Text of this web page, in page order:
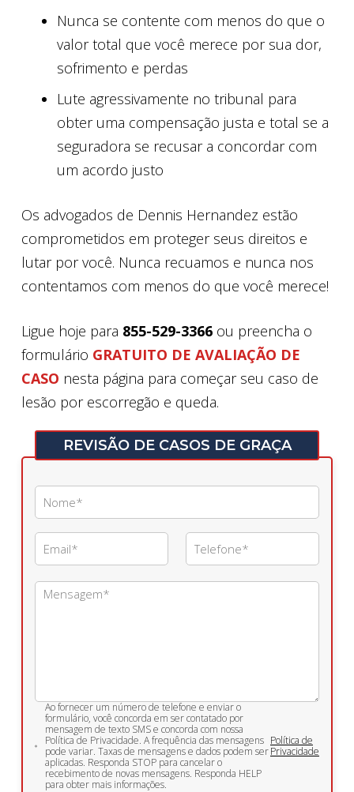
Nunca se contente com menos do que o
valor total que você merece por sua dor,
sofrimento e perdas
Lute agressivamente no tribunal para
obter uma compensação justa e total se a
seguradora se recusar a concordar com
um acordo justo
Os advogados de Dennis Hernandez estão
comprometidos em proteger seus direitos e
lutar por você. Nunca recuamos e nunca nos
contentamos com menos do que você merece!
Ligue hoje para 855-529-3366 ou preencha o
formulário GRATUITO DE AVALIAÇÃO DE
CASO nesta página para começar seu caso de
lesão por escorregão e queda.
REVISÃO DE CASOS DE GRAÇA
Ao fornecer um número de telefone e enviar o
formulário, você concorda em ser contatado por
mensagem de texto SMS e concorda com nossa
Política de Privacidade. A frequência das mensagens
pode variar. Taxas de mensagens e dados podem ser
aplicadas. Responda STOP para cancelar o
recebimento de novas mensagens. Responda HELP
para obter mais informações.
Política de
Privacidade